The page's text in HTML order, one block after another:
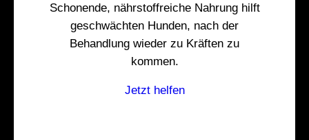
Schonende, nährstoffreiche Nahrung hilft
geschwächten Hunden, nach der
Behandlung wieder zu Kräften zu
kommen.
Jetzt helfen